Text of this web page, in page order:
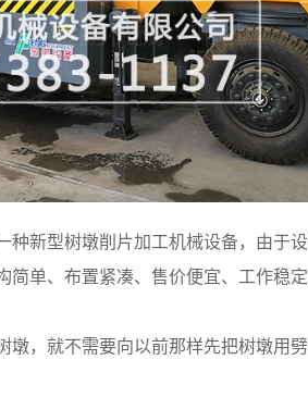
新型树墩削片加工机械设备，由于
单、布置紧凑、售价便宜、工作稳
，就不需要向以前那样先把树墩用